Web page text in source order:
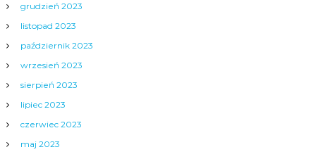
grudzień 2023
listopad 2023
październik 2023
wrzesień 2023
sierpień 2023
lipiec 2023
czerwiec 2023
maj 2023